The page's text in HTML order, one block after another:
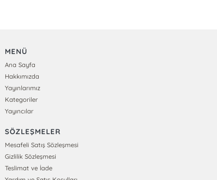
MENÜ
Ana Sayfa
Hakkımızda
Yayınlarımız
Kategoriler
Yayıncılar
SÖZLEŞMELER
Mesafeli Satış Sözleşmesi
Gizlilik Sözleşmesi
Teslimat ve İade